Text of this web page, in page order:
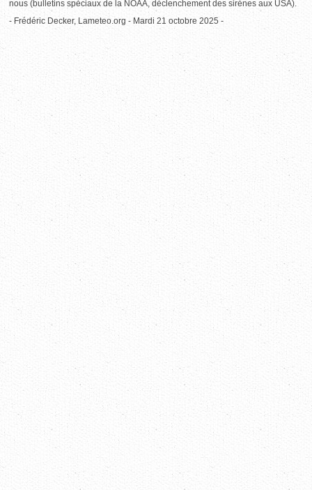
nous (bulletins spéciaux de la NOAA, déclenchement des sirènes aux USA).
- Frédéric Decker, Lameteo.org - Mardi 21 octobre 2025 -